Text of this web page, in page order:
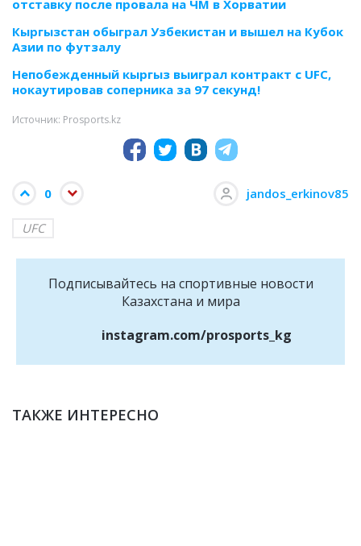
отставку после провала на ЧМ в Хорватии
Кыргызстан обыграл Узбекистан и вышел на Кубок
Азии по футзалу
Непобежденный кыргыз выиграл контракт с UFC,
нокаутировав соперника за 97 секунд!
Источник: Prosports.kz
0 jandos_erkinov85
UFC
Подписывайтесь на cпортивные новости
Казахстана и мира
instagram.com/prosports_kg
ТАКЖЕ ИНТЕРЕСНО